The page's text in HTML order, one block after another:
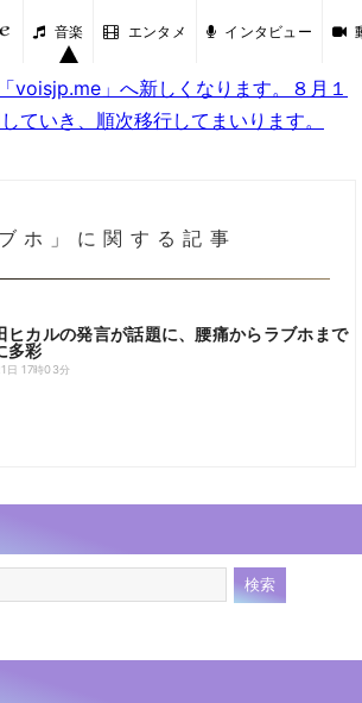
音楽 エンタメ インタビュー
voisjp.me」へ新しくなります。８月１
ていき、順次移行してまいります。
ホ」に関する記事
ヒカルの発言が話題に、腰痛からラブホまで
多彩
日 17時03分